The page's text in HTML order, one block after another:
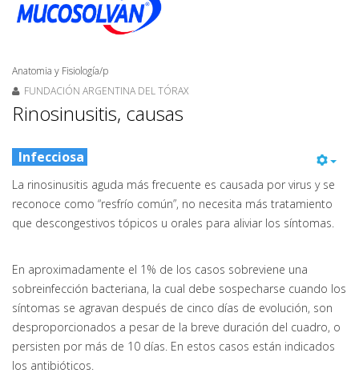
Anatomia y Fisiología/p
FUNDACIÓN ARGENTINA DEL TÓRAX
Rinosinusitis, causas
Infecciosa
La rinosinusitis aguda más frecuente es causada por virus y se
reconoce como “resfrío común”, no necesita más tratamiento
que descongestivos tópicos u orales para aliviar los síntomas.
En aproximadamente el 1% de los casos sobreviene una
sobreinfección bacteriana, la cual debe sospecharse cuando los
síntomas se agravan después de cinco días de evolución, son
desproporcionados a pesar de la breve duración del cuadro, o
persisten por más de 10 días. En estos casos están indicados
los antibióticos.